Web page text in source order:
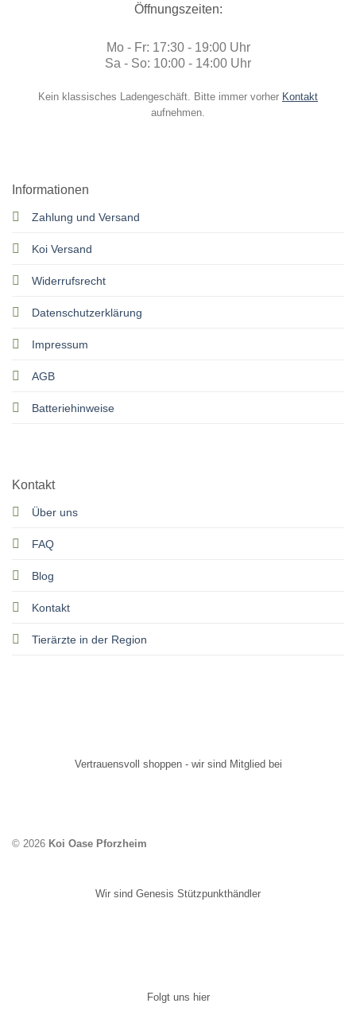
Öffnungszeiten:
Mo - Fr: 17:30 - 19:00 Uhr
Sa - So: 10:00 - 14:00 Uhr
Kein klassisches Ladengeschäft. Bitte immer vorher Kontakt
aufnehmen.
Informationen
Zahlung und Versand
Koi Versand
Widerrufsrecht
Datenschutzerklärung
Impressum
AGB
Batteriehinweise
Kontakt
Über uns
FAQ
Blog
Kontakt
Tierärzte in der Region
Vertrauensvoll shoppen - wir sind Mitglied bei
© 2026 Koi Oase Pforzheim
Wir sind Genesis Stützpunkthändler
Folgt uns hier